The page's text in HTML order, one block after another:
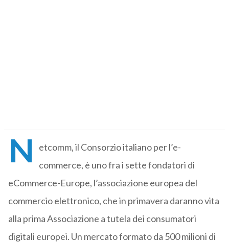
N
etcomm, il Consorzio italiano per l’e-
commerce, è uno fra i sette fondatori di
eCommerce-Europe, l’associazione europea del
commercio elettronico, che in primavera daranno vita
alla prima Associazione a tutela dei consumatori
digitali europei. Un mercato formato da 500 milioni di